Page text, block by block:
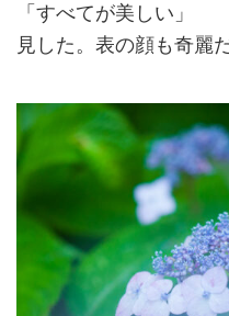
「すべてが美しい」
見した。表の顔も奇麗